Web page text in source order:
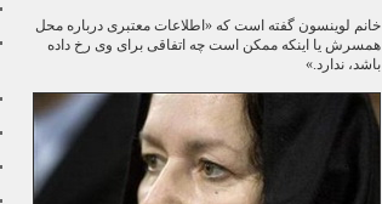
خانم لوینسون گفته است که «اطلاعات معتبری درباره محل
همسرش یا اینکه ممکن است چه اتفاقی برای وی رخ داده
باشد، ندارد.»